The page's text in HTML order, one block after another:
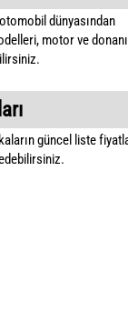
otomobil dünyasından
motor ve
güncel liste